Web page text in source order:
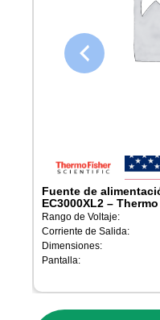
Fuente de
EC3000XL2 –
Rango de Voltaje:
Corriente de Salida:
Dimensiones:
Pantalla: